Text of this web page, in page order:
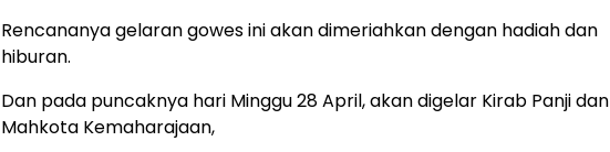
Rencananya gelaran gowes ini akan dimeriahkan dengan hadiah dan
hiburan.
Dan pada puncaknya hari Minggu 28 April, akan digelar Kirab Panji dan
Mahkota Kemaharajaan,